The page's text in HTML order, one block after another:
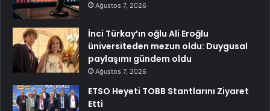
Ağustos 7, 2026
İnci Türkay’ın oğlu Ali Eroğlu
üniversiteden mezun oldu: Duygusal
paylaşımı gündem oldu
Ağustos 7, 2026
ETSO Heyeti TOBB Stantlarını Ziyaret
Etti